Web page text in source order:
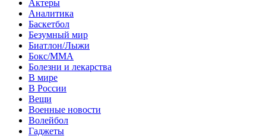
Актеры
Аналитика
Баскетбол
Безумный мир
Биатлон/Лыжи
Бокс/MMA
Болезни и лекарства
В мире
В России
Вещи
Военные новости
Волейбол
Гаджеты